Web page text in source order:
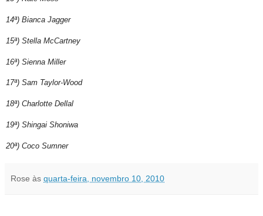
14ª) Bianca Jagger
15ª) Stella McCartney
16ª) Sienna Miller
17ª) Sam Taylor-Wood
18ª) Charlotte Dellal
19ª) Shingai Shoniwa
20ª) Coco Sumner
Rose às quarta-feira, novembro 10, 2010